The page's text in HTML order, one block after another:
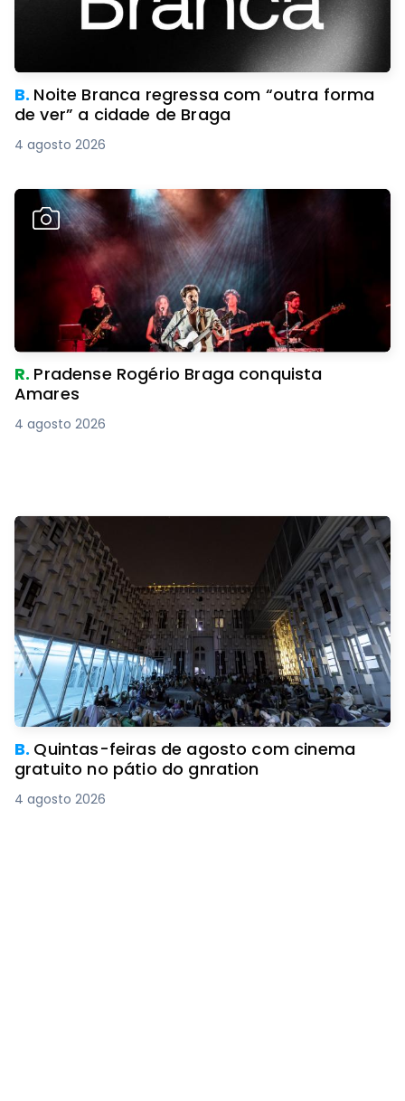
B. Noite Branca regressa com “outra forma
de ver” a cidade de Braga
4 agosto 2026
R. Pradense Rogério Braga conquista
Amares
4 agosto 2026
B. Quintas-feiras de agosto com cinema
gratuito no pátio do gnration
4 agosto 2026